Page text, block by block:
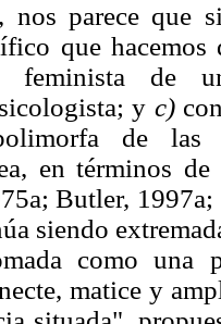
nos parece que
que
feminista de
y c)
de
en términos
Butler,
siendo
como una
matice y